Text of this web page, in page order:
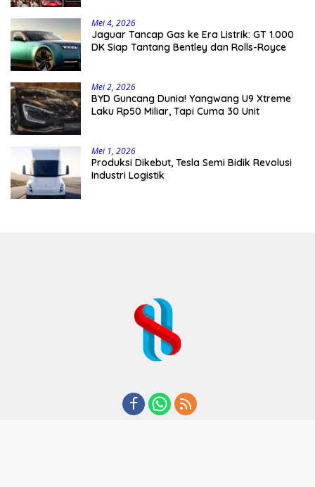
Mei 4, 2026
Jaguar Tancap Gas ke Era Listrik: GT 1.000
DK Siap Tantang Bentley dan Rolls-Royce
Mei 2, 2026
BYD Guncang Dunia! Yangwang U9 Xtreme
Laku Rp50 Miliar, Tapi Cuma 30 Unit
Mei 1, 2026
Produksi Dikebut, Tesla Semi Bidik Revolusi
Industri Logistik